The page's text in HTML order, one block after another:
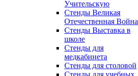
Учительскую
Стенды Великая
Отечественная Война
Стенды Выставка в
школе
Стенды для
медкабинета
Стенды для столовой
Стенды для учебных